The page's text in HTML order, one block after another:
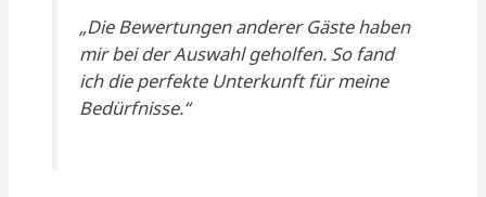
„Die Bewertungen anderer Gäste haben
mir bei der Auswahl geholfen. So fand
ich die perfekte Unterkunft für meine
Bedürfnisse.“